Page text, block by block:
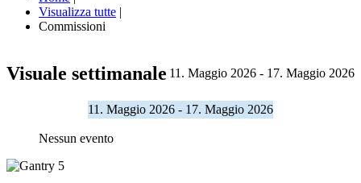
Visualizza tutte |
Commissioni
Visuale settimanale 11. Maggio 2026 - 17. Maggio 2026
11. Maggio 2026 - 17. Maggio 2026
Nessun evento